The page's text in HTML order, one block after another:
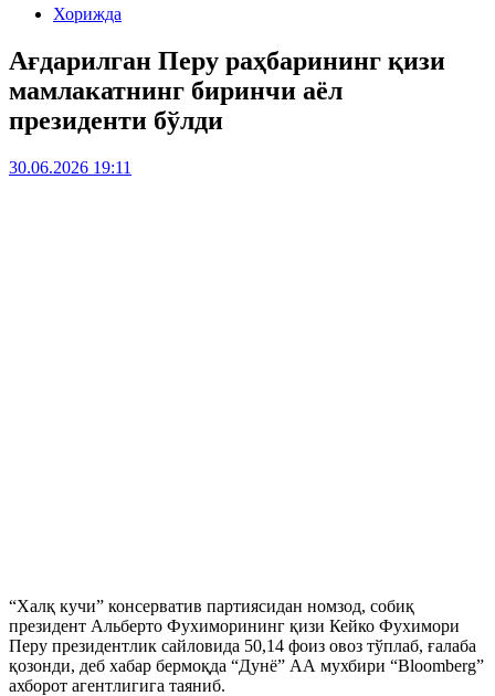
Хорижда
Ағдарилган Перу раҳбарининг қизи
мамлакатнинг биринчи аёл
президенти бўлди
30.06.2026 19:11
“Халқ кучи” консерватив партиясидан номзод, собиқ
президент Альберто Фухиморининг қизи Кейко Фухимори
Перу президентлик сайловида 50,14 фоиз овоз тўплаб, ғалаба
қозонди, деб хабар бермоқда “Дунё” АА мухбири “Bloomberg”
ахборот агентлигига таяниб.